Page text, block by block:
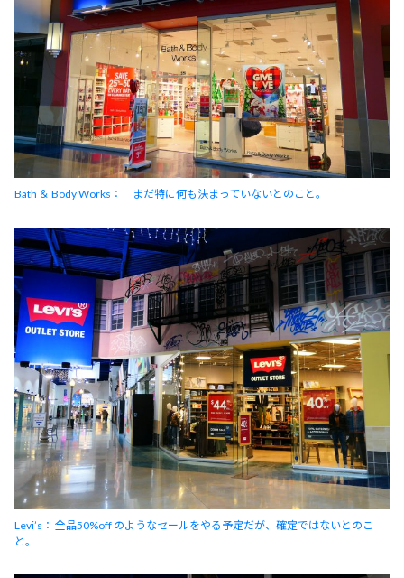
Bath ＆ Body Works： まだ特に何も決まっていないとのこと。
Levi’s： 全品50%off のようなセールをやる予定だが、確定ではないとのこ
と。